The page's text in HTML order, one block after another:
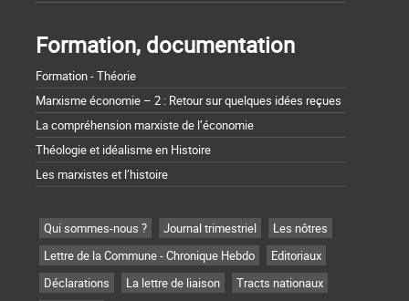
Formation, documentation
Formation - Théorie
Marxisme économie – 2 : Retour sur quelques idées reçues
La compréhension marxiste de l’économie
Théologie et idéalisme en Histoire
Les marxistes et l’histoire
Qui sommes-nous ? Journal trimestriel
Les nôtres
Lettre de la Commune - Chronique Hebdo
Editoriaux
Déclarations
La lettre de liaison
Tracts nationaux